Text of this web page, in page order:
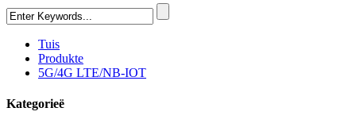
Tuis
Produkte
5G/4G LTE/NB-IOT
Kategorieë